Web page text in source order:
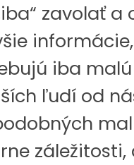
zavolať a
iba malú
ľudí od
záležitosti,